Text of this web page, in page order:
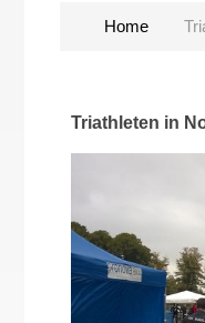
Home
Triathleten in